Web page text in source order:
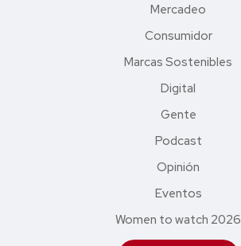
Mercadeo
Consumidor
Marcas Sostenibles
Digital
Gente
Podcast
Opinión
Eventos
Women to watch 2026